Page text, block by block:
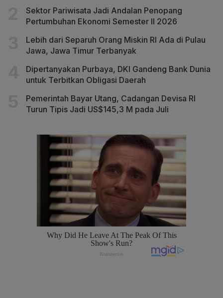
Sektor Pariwisata Jadi Andalan Penopang
Pertumbuhan Ekonomi Semester II 2026
Lebih dari Separuh Orang Miskin RI Ada di Pulau
Jawa, Jawa Timur Terbanyak
Dipertanyakan Purbaya, DKI Gandeng Bank Dunia
untuk Terbitkan Obligasi Daerah
Pemerintah Bayar Utang, Cadangan Devisa RI
Turun Tipis Jadi US$145,3 M pada Juli